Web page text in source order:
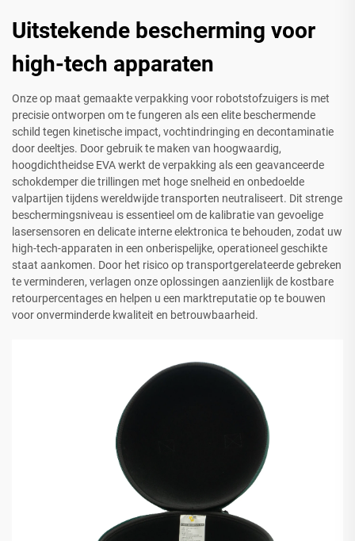
Uitstekende bescherming voor
high-tech apparaten
Onze op maat gemaakte verpakking voor robotstofzuigers is met
precisie ontworpen om te fungeren als een elite beschermende
schild tegen kinetische impact, vochtindringing en decontaminatie
door deeltjes. Door gebruik te maken van hoogwaardig,
hoogdichtheidse EVA werkt de verpakking als een geavanceerde
schokdemper die trillingen met hoge snelheid en onbedoelde
valpartijen tijdens wereldwijde transporten neutraliseert. Dit strenge
beschermingsniveau is essentieel om de kalibratie van gevoelige
lasersensoren en delicate interne elektronica te behouden, zodat uw
high-tech-apparaten in een onberispelijke, operationeel geschikte
staat aankomen. Door het risico op transportgerelateerde gebreken
te verminderen, verlagen onze oplossingen aanzienlijk de kostbare
retourpercentages en helpen u een marktreputatie op te bouwen
voor onverminderde kwaliteit en betrouwbaarheid.